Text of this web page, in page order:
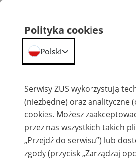
Szkolenia
Polityka cookies
Polski
Serwisy ZUS wykorzystują
(niezbędne) oraz analityczne
cookies. Możesz
przez nas wszystkich takich
„Przejdź do serwisu”) lub
zgody (przycisk „Zarządzaj